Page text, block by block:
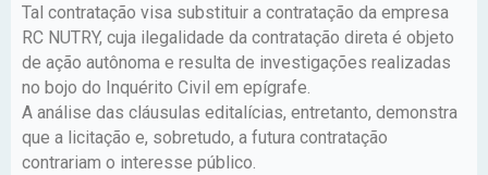
Tal contratação visa substituir a contratação da empresa
RC NUTRY, cuja ilegalidade da contratação direta é objeto
de ação autônoma e resulta de investigações realizadas
no bojo do Inquérito Civil em epígrafe.
A análise das cláusulas editalícias, entretanto, demonstra
que a licitação e, sobretudo, a futura contratação
contrariam o interesse público.